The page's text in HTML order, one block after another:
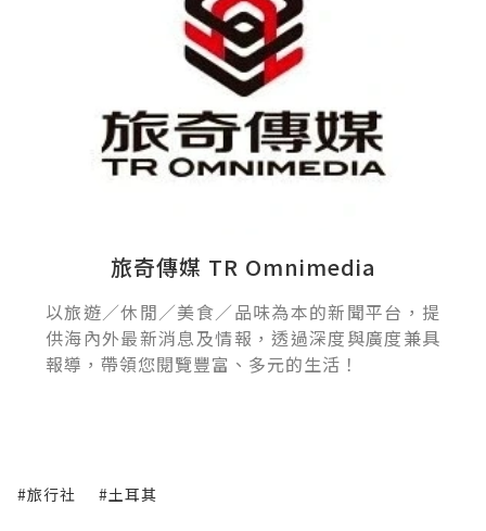
旅奇傳媒 TR Omnimedia
以旅遊／休閒／美食／品味為本的新聞平台，提
供海內外最新消息及情報，透過深度與廣度兼具
報導，帶領您閱覽豐富、多元的生活！
#旅行社 #土耳其